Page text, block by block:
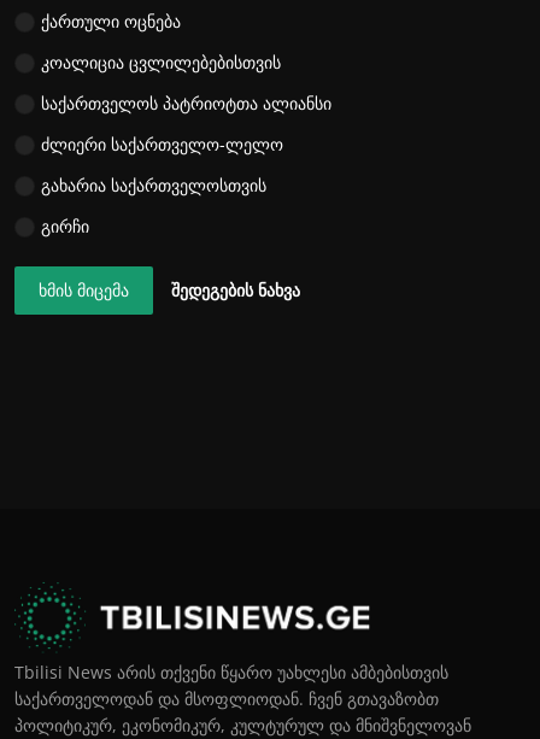
ქართული ოცნება
კოალიცია ცვლილებებისთვის
საქართველოს პატრიოტთა ალიანსი
ძლიერი საქართველო-ლელო
გახარია საქართველოსთვის
გირჩი
ხმის მიცემა შედეგების ნახვა
Tbilisi News არის თქვენი წყარო უახლესი ამბებისთვის
საქართველოდან და მსოფლიოდან. ჩვენ გთავაზობთ
პოლიტიკურ, ეკონომიკურ, კულტურულ და მნიშვნელოვან